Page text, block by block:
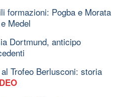
formazioni: Pogba e Morata
Medel
Dortmund, anticipo
Trofeo Berlusconi: storia